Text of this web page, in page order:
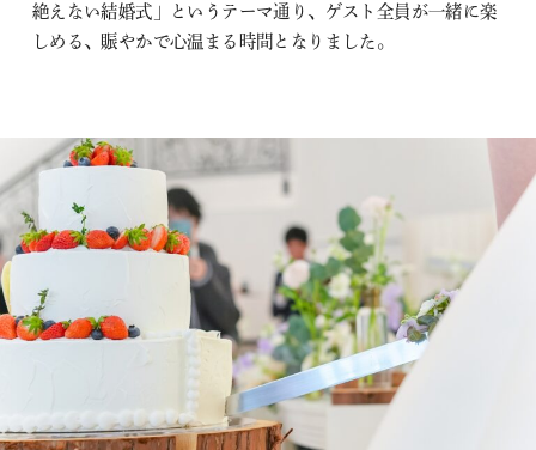
絶えない結婚式」というテーマ通り、ゲスト全員が一緒に楽
しめる、賑やかで心温まる時間となりました。